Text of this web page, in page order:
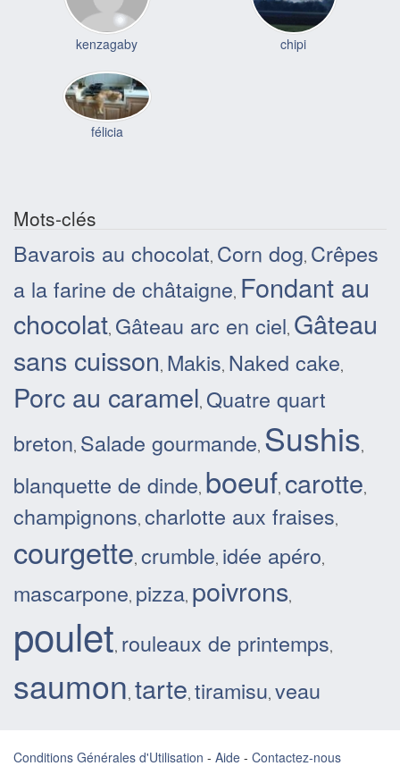
kenzagaby chipi
félicia
Mots-clés
Bavarois au chocolat, Corn dog, Crêpes
a la farine de châtaigne, Fondant au
chocolat, Gâteau arc en ciel, Gâteau
sans cuisson, Makis, Naked cake,
Porc au caramel, Quatre quart
breton, Salade gourmande, Sushis,
blanquette de dinde, boeuf, carotte,
champignons, charlotte aux fraises,
courgette, crumble, idée apéro,
mascarpone, pizza, poivrons,
poulet, rouleaux de printemps,
saumon, tarte, tiramisu, veau
Conditions Générales d'Utilisation - Aide - Contactez-nous